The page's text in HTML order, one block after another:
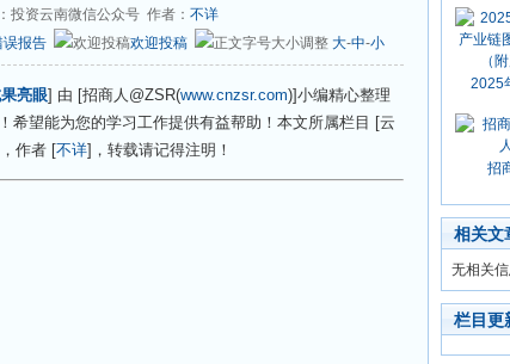
投资云南微信公众号 作者： 不详
误报告 欢迎投稿 大-中-小
亮眼] 由 [招商人@ZSR(www.cnzsr.com)]小编精心整理
希望能为您的学习工作提供有益帮助！本文所属栏目 [云
作者 [不详]，转载请记得注明！
2025
招
相关文
无相关
栏目更